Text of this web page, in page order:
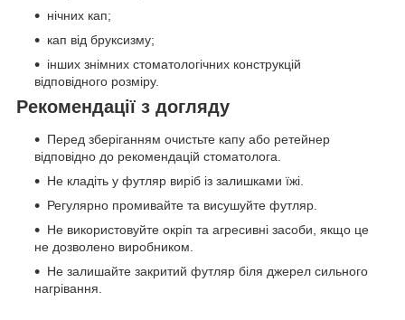
нічних кап;
кап від бруксизму;
інших знімних стоматологічних конструкцій
відповідного розміру.
Рекомендації з догляду
Перед зберіганням очистьте капу або ретейнер
відповідно до рекомендацій стоматолога.
Не кладіть у футляр виріб із залишками їжі.
Регулярно промивайте та висушуйте футляр.
Не використовуйте окріп та агресивні засоби, якщо це
не дозволено виробником.
Не залишайте закритий футляр біля джерел сильного
нагрівання.